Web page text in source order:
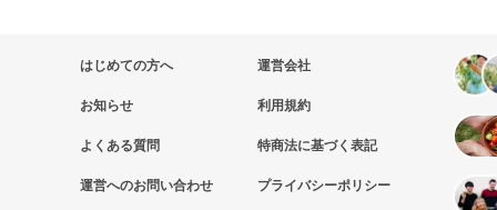
はじめての方へ
お知らせ
よくある質問
運営へのお問い合わせ
運営会社
利用規約
特商法に基づく表記
プライバシーポリシー